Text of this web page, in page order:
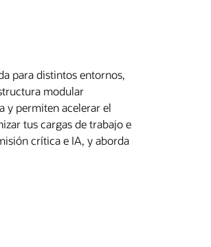
para distintos entornos,
modular
y permiten acelerar el
tus cargas de trabajo e
crítica e IA, y aborda